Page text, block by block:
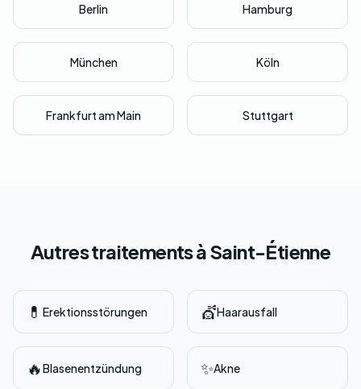
Berlin Hamburg
München Köln
Frankfurt am Main Stuttgart
Autres traitements à Saint-Étienne
💊 Erektionsstörungen 💇Haarausfall
🔥Blasenentzündung ✨Akne